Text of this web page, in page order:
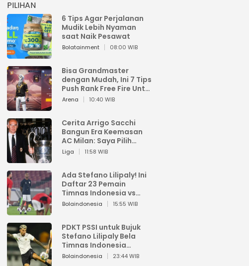
PILIHAN
6 Tips Agar Perjalanan
Mudik Lebih Nyaman
saat Naik Pesawat
Bolatainment 08:00 WIB
Bisa Grandmaster
dengan Mudah, Ini 7 Tips
Push Rank Free Fire Untuk
Pemula
Arena 10:40 WIB
Cerita Arrigo Sacchi
Bangun Era Keemasan
AC Milan: Saya Pilih
Pemain dari Isi Otaknya
Liga 11:58 WIB
Ada Stefano Lilipaly! Ini
Daftar 23 Pemain
Timnas Indonesia vs
China
Bolaindonesia 15:55 WIB
PDKT PSSI untuk Bujuk
Stefano Lilipaly Bela
Timnas Indonesia
Berakhir Berantakan
Bolaindonesia 23:44 WIB